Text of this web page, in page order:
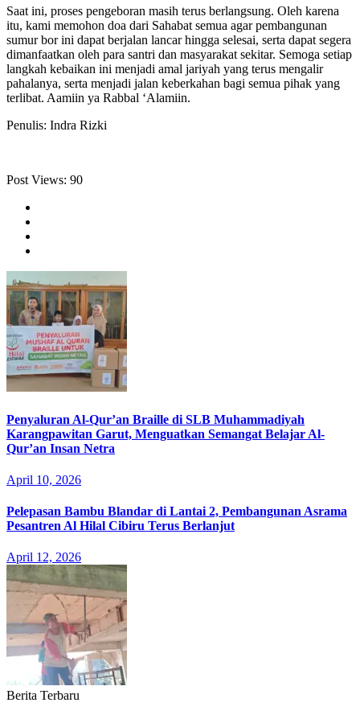
Saat ini, proses pengeboran masih terus berlangsung. Oleh karena
itu, kami memohon doa dari Sahabat semua agar pembangunan
sumur bor ini dapat berjalan lancar hingga selesai, serta dapat segera
dimanfaatkan oleh para santri dan masyarakat sekitar. Semoga setiap
langkah kebaikan ini menjadi amal jariyah yang terus mengalir
pahalanya, serta menjadi jalan keberkahan bagi semua pihak yang
terlibat. Aamiin ya Rabbal ‘Alamiin.
Penulis: Indra Rizki
Post Views: 90
Penyaluran Al-Qur’an Braille di SLB Muhammadiyah
Karangpawitan Garut, Menguatkan Semangat Belajar Al-
Qur’an Insan Netra
April 10, 2026
Pelepasan Bambu Blandar di Lantai 2, Pembangunan Asrama
Pesantren Al Hilal Cibiru Terus Berlanjut
April 12, 2026
Berita Terbaru